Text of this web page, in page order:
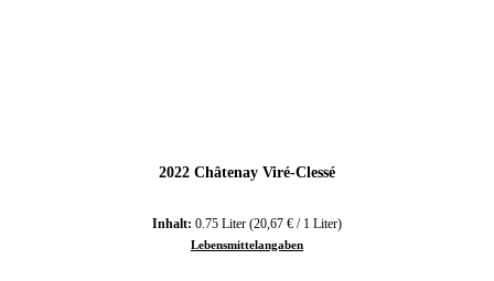
2022 Châtenay Viré-Clessé
Inhalt: 0.75 Liter (20,67 € / 1 Liter)
Lebensmittelangaben